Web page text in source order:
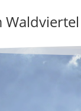
Waldviertel